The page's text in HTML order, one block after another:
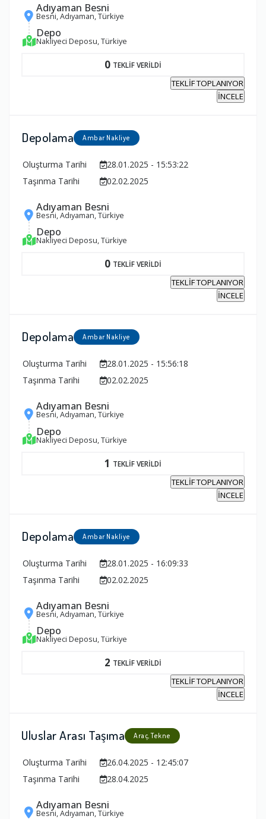
Adıyaman Besni
Besni, Adıyaman, Türkiye
Depo
Nakliyeci Deposu, Türkiye
0 TEKLİF VERİLDİ
TEKLİF TOPLANIYOR
İNCELE
Depolama Ambar Nakliye
Oluşturma Tarihi
28.01.2025 - 15:53:22
Taşınma Tarihi
02.02.2025
Adıyaman Besni
Besni, Adıyaman, Türkiye
Depo
Nakliyeci Deposu, Türkiye
0 TEKLİF VERİLDİ
TEKLİF TOPLANIYOR
İNCELE
Depolama Ambar Nakliye
Oluşturma Tarihi
28.01.2025 - 15:56:18
Taşınma Tarihi
02.02.2025
Adıyaman Besni
Besni, Adıyaman, Türkiye
Depo
Nakliyeci Deposu, Türkiye
1 TEKLİF VERİLDİ
TEKLİF TOPLANIYOR
İNCELE
Depolama Ambar Nakliye
Oluşturma Tarihi
28.01.2025 - 16:09:33
Taşınma Tarihi
02.02.2025
Adıyaman Besni
Besni, Adıyaman, Türkiye
Depo
Nakliyeci Deposu, Türkiye
2 TEKLİF VERİLDİ
TEKLİF TOPLANIYOR
İNCELE
Uluslar Arası Taşıma Araç, Tekne
Oluşturma Tarihi
26.04.2025 - 12:45:07
Taşınma Tarihi
28.04.2025
Adıyaman Besni
Besni, Adıyaman, Türkiye